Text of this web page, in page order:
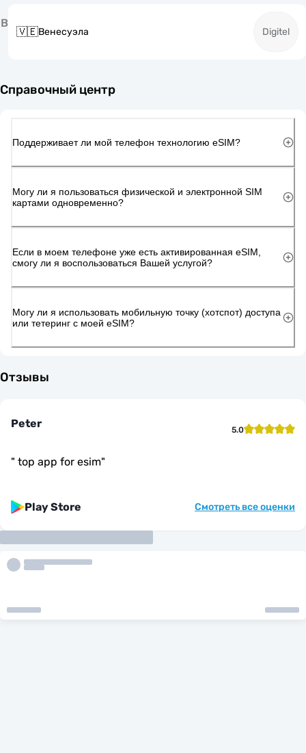
В
🇻🇪Венесуэла Digitel
Справочный центр
Поддерживает ли мой телефон технологию eSIM?
Могу ли я пользоваться физической и электронной SIM
картами одновременно?
Если в моем телефоне уже есть активированная eSIM,
смогу ли я воспользоваться Вашей услугой?
Могу ли я использовать мобильную точку (хотспот) доступа
или тетеринг с моей eSIM?
Отзывы
Peter 5.0
" top app for esim"
Play Store Смотреть все оценки